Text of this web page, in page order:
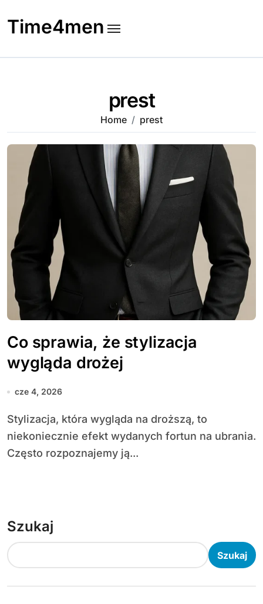
to
content
Time4men
prest
Home prest
Co sprawia, że stylizacja
wygląda drożej
cze 4, 2026
Stylizacja, która wygląda na droższą, to
niekoniecznie efekt wydanych fortun na ubrania.
Często rozpoznajemy ją...
Szukaj
Szukaj